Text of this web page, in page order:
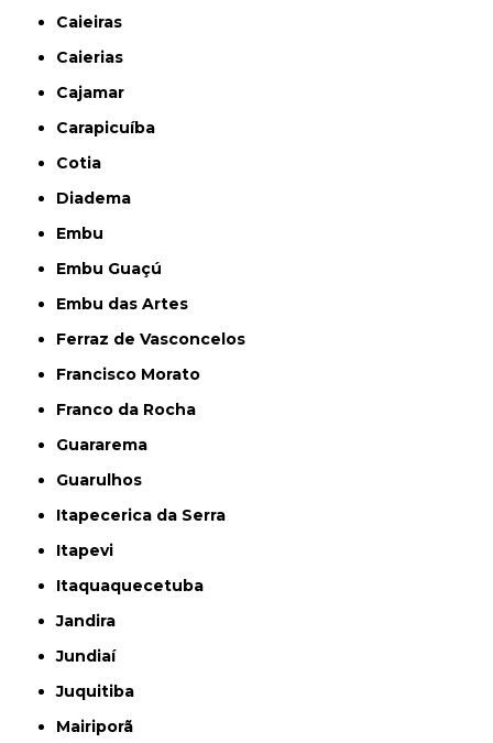
Caieiras
Caierias
Cajamar
Carapicuíba
Cotia
Diadema
Embu
Embu Guaçú
Embu das Artes
Ferraz de Vasconcelos
Francisco Morato
Franco da Rocha
Guararema
Guarulhos
Itapecerica da Serra
Itapevi
Itaquaquecetuba
Jandira
Jundiaí
Juquitiba
Mairiporã